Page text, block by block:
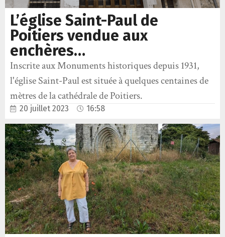
L’église Saint-Paul de
Poitiers vendue aux
enchères…
Inscrite aux Monuments historiques depuis 1931,
l'église Saint-Paul est située à quelques centaines de
mètres de la cathédrale de Poitiers.
20 juillet 2023 16:58